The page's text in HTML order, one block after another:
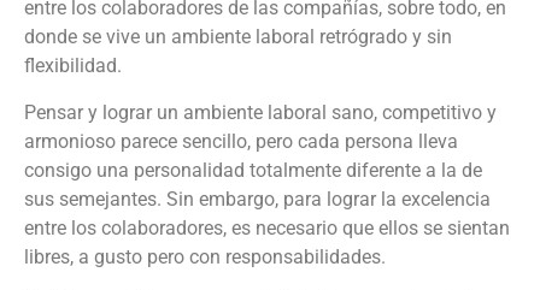
entre los colaboradores de las compañías, sobre todo, en
donde se vive un ambiente laboral retrógrado y sin
flexibilidad.
Pensar y lograr un ambiente laboral sano, competitivo y
armonioso parece sencillo, pero cada persona lleva
consigo una personalidad totalmente diferente a la de
sus semejantes. Sin embargo, para lograr la excelencia
entre los colaboradores, es necesario que ellos se sientan
libres, a gusto pero con responsabilidades.